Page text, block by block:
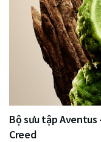
Bộ sưu tập Aventus
Creed